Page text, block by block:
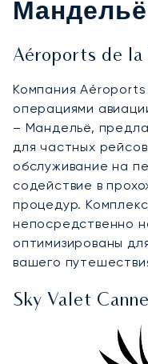
Мандельё
Aéroports de la
Компания Aéroports
операциями
– Мандельё,
для частных
обслуживание на
содействие в
процедур.
непосредственно
оптимизированы
вашего
Sky Valet